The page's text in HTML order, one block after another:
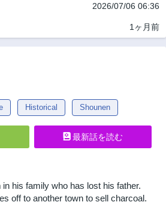
2026/07/06 06:36
1ヶ月前
Historical Shounen
最新話を読む
his family who has lost his father.
off to another town to sell charcoal.